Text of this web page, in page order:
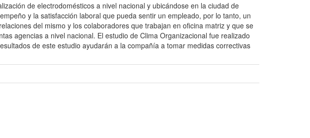
de electrodomésticos a nivel nacional y ubicándose en la ciudad de
y la satisfacción laboral que pueda sentir un empleado, por lo tanto, un
del mismo y los colaboradores que trabajan en oficina matriz y que se
agencias a nivel nacional. El estudio de Clima Organizacional fue realizado
de este estudio ayudarán a la compañía a tomar medidas correctivas